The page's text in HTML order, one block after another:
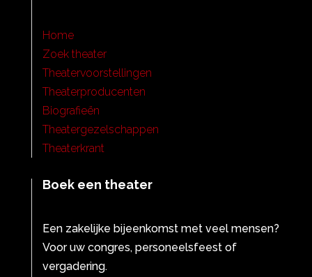
Home
Zoek theater
Theatervoorstellingen
Theaterproducenten
Biografieën
Theatergezelschappen
Theaterkrant
Boek een theater
Een zakelijke bijeenkomst met veel mensen?
Voor uw congres, personeelsfeest of
vergadering.